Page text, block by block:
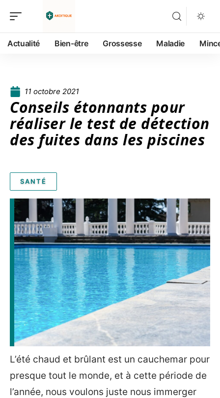
Actualité Bien-être Grossesse Maladie
11 octobre 2021
Conseils étonnants pour
réaliser le test de détection
des fuites dans les piscines
SANTÉ
L’été chaud et brûlant est un cauchemar pour
presque tout le monde, et à cette période de
l’année, nous voulons juste nous immerger